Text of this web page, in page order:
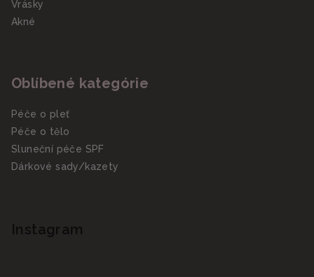
Vrásky
Akné
Oblíbené kategórie
Péče o pleť
Péče o tělo
Sluneční péče SPF
Dárkové sady/kazety
Instagram